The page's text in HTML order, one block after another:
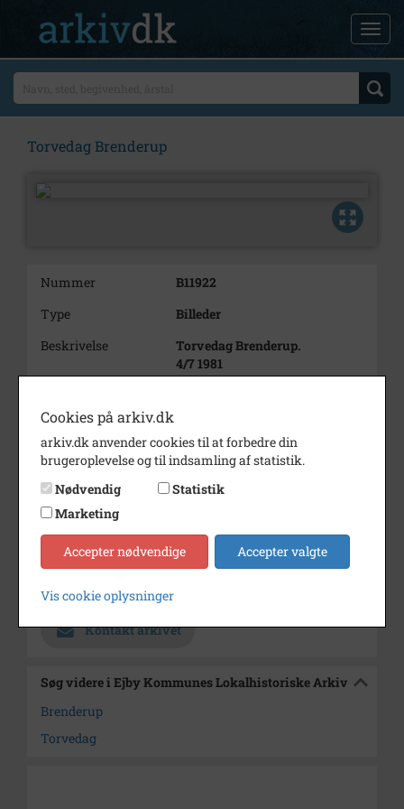
Torvedag Brenderup
Nummer
B11922
Type
Billeder
Beskrivelse
Torvedag Brenderup.
4/7 1981
Brenderup bageri og konditor
Årstal
Fotograf
?
Materiale
Se på kort
Arkiv
Ejby Kommunes
Kontakt arkivet
Søg videre i Ejby Kommunes Lokalhistoriske Arkiv
Brenderup
Torvedag
Cookies på arkiv.dk
arkiv.dk anvender cookies til at forbedre din
brugeroplevelse og til indsamling af statistik.
Nødvendig
Statistik
Marketing
Accepter nødvendige Accepter valgte
Vis cookie oplysninger